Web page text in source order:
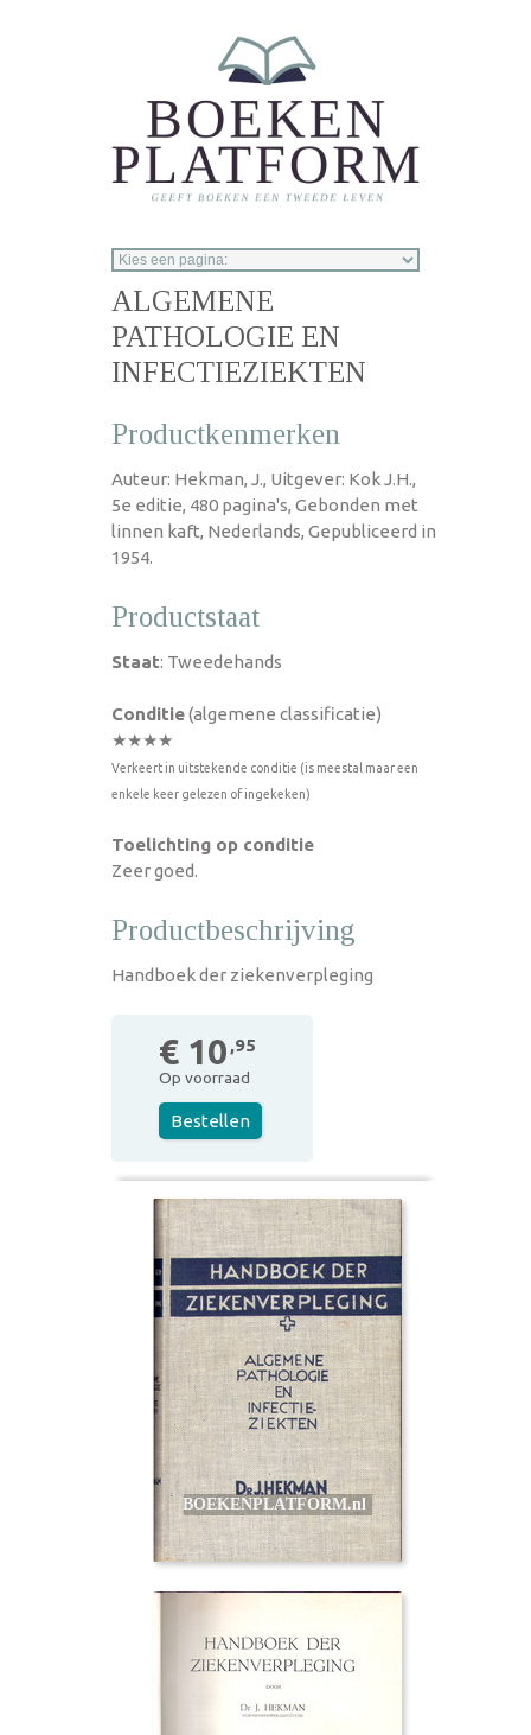
ALGEMENE
PATHOLOGIE EN
INFECTIEZIEKTEN
Productkenmerken
Auteur: Hekman, J., Uitgever: Kok J.H.,
5e editie, 480 pagina's, Gebonden met
linnen kaft, Nederlands, Gepubliceerd in
1954.
Productstaat
Staat: Tweedehands
Conditie(algemene classificatie)
★★★★
Verkeert in uitstekende conditie (is meestal maar een
enkele keer gelezen of ingekeken)
Toelichting op conditie
Zeer goed.
Productbeschrijving
Handboek der ziekenverpleging
€ 10 ,95
Op voorraad
Bestellen